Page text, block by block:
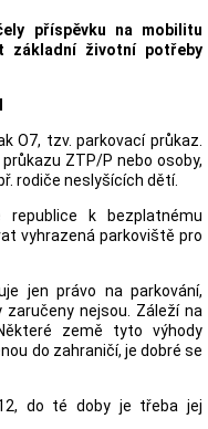
příspěvku na mobilitu
základní životní potřeby
O7, tzv. parkovací průkaz.
ZTP/P nebo osoby,
rodiče neslyšících dětí.
republice k bezplatnému
vyhrazená parkoviště pro
jen právo na parkování,
nejsou. Záleží na
země tyto výhody
do zahraničí, je dobré se
do té doby je třeba jej